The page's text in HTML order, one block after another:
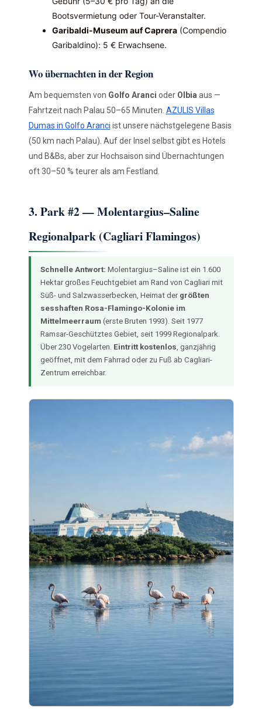
Bootsvermietung oder Tour-Veranstalter.
Garibaldi-Museum auf Caprera(Compendio
Garibaldino): 5 € Erwachsene.
Wo übernachten in der Region
Am bequemsten von Golfo Aranci oder Olbia aus —
Fahrtzeit nach Palau 50–65 Minuten. AZULIS Villas
Dumas in Golfo Aranci ist unsere nächstgelegene Basis
(50 km nach Palau). Auf der Insel selbst gibt es Hotels
und B&Bs, aber zur Hochsaison sind Übernachtungen
oft 30–50 % teurer als am Festland.
3. Park #2 — Molentargius–Saline
Regionalpark (Cagliari Flamingos)
Schnelle Antwort: Molentargius–Saline ist ein 1.600
Hektar großes Feuchtgebiet am Rand von Cagliari mit
Süß- und Salzwasserbecken, Heimat der größten
sesshaften Rosa-Flamingo-Kolonie im
Mittelmeerraum (erste Bruten 1993). Seit 1977
Ramsar-Geschütztes Gebiet, seit 1999 Regionalpark.
Über 230 Vogelarten. Eintritt kostenlos , ganzjährig
geöffnet, mit dem Fahrrad oder zu Fuß ab Cagliari-
Zentrum erreichbar.